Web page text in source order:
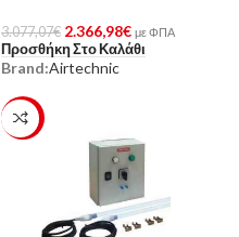
3.077,07€ 2.366,98€ με ΦΠΑ
Προσθήκη Στο Καλάθι
Brand:Airtechnic
-23%